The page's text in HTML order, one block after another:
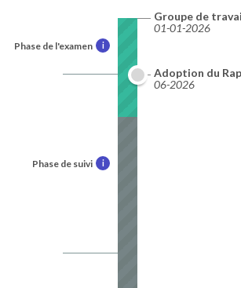
Phase de l'examen i
Phase de suivi i
Groupe de
01-01-2026
Adoption du
06-2026